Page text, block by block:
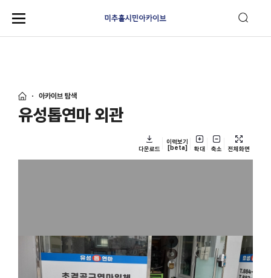
아카이브 탐색
유성톱연마 외관
다운로드
이력보기
[beta]
확대 축소 전체화면